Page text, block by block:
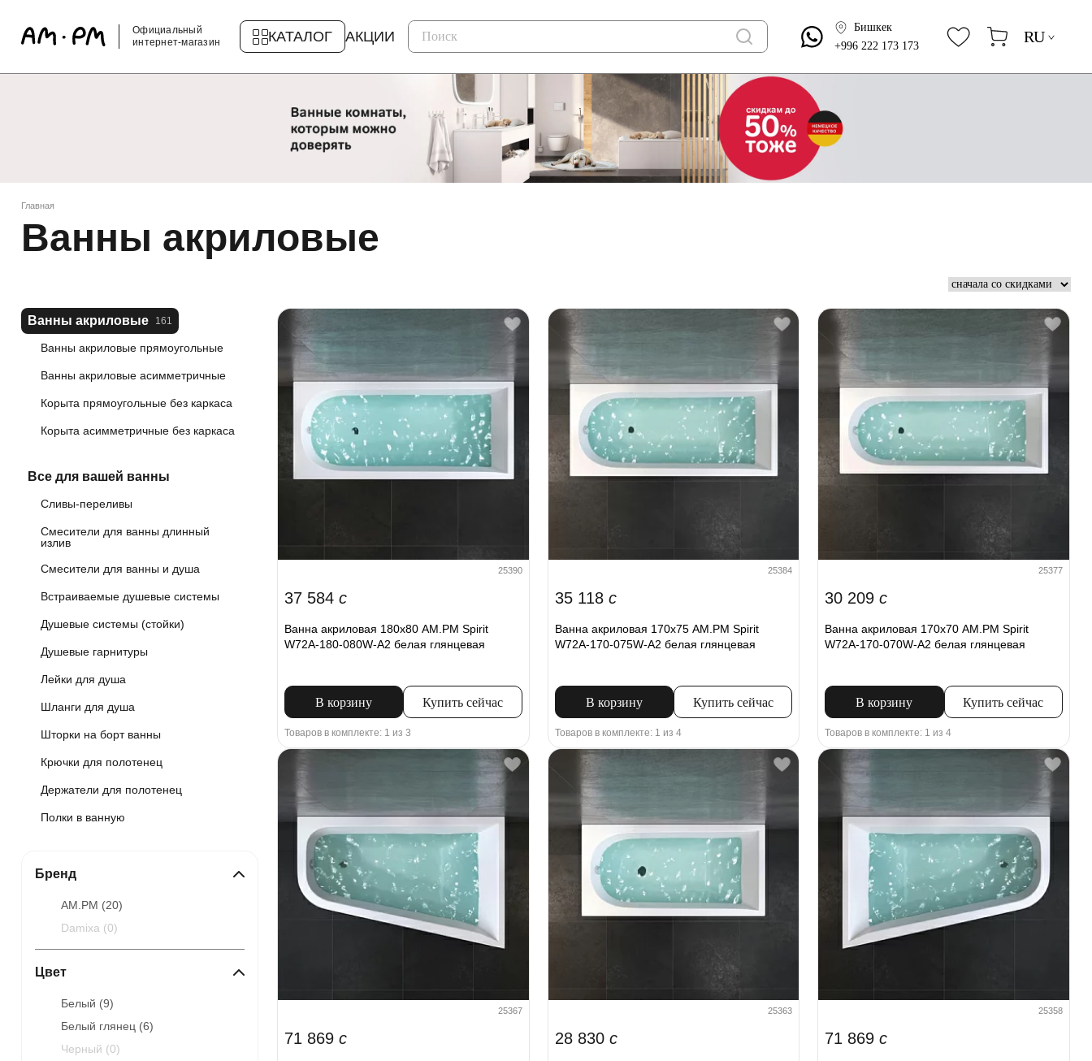
Официальный
интернет-магазин
КАТАЛОГ АКЦИИ
Бишкек
+996 222 173 173
RU
Главная
Ванны акриловые
Ванны акриловые 161
Ванны акриловые прямоугольные
Ванны акриловые асимметричные
Корыта прямоугольные без каркаса
Корыта асимметричные без каркаса
Все для вашей ванны
Сливы-переливы
Смесители для ванны длинный
излив
Смесители для ванны и душа
Встраиваемые душевые системы
Душевые системы (стойки)
Душевые гарнитуры
Лейки для душа
Шланги для душа
Шторки на борт ванны
Крючки для полотенец
Держатели для полотенец
Полки в ванную
Бренд
AM.PM (20)
Damixa (0)
Цвет
Белый (9)
Белый глянец (6)
Черный (0)
25390
37 584 c
Ванна акриловая 180x80 AM.PM Spirit
W72A-180-080W-A2 белая глянцевая
В корзину Купить сейчас
Товаров в комплекте: 1 из 3
25384
35 118 c
Ванна акриловая 170x75 AM.PM Spirit
W72A-170-075W-A2 белая глянцевая
В корзину Купить сейчас
Товаров в комплекте: 1 из 4
25377
30 209c
Ванна акриловая 170x70 AM.PM Spirit
W72A-170-070W-A2 белая глянцевая
В корзину Купить сейчас
Товаров в комплекте: 1 из 4
25367
71 869 c
25363
28 830 c
25358
71 869c